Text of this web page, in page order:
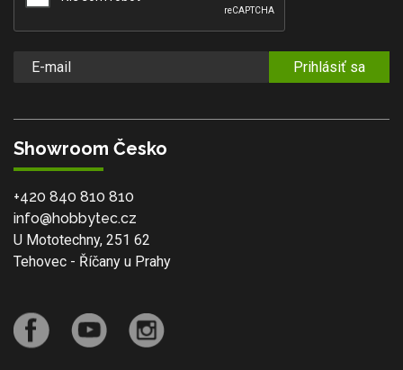
Prihlásiť sa
Showroom Česko
+420 840 810 810
info@hobbytec.cz
U Mototechny, 251 62
Tehovec - Říčany u Prahy